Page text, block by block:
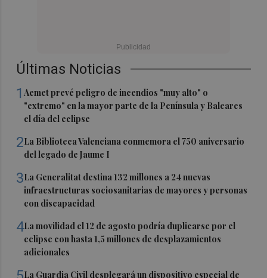
Últimas Noticias
1Aemet prevé peligro de incendios "muy alto" o
"extremo" en la mayor parte de la Península y Baleares
el día del eclipse
2La Biblioteca Valenciana conmemora el 750 aniversario
del legado de Jaume I
3La Generalitat destina 132 millones a 24 nuevas
infraestructuras sociosanitarias de mayores y personas
con discapacidad
4La movilidad el 12 de agosto podría duplicarse por el
eclipse con hasta 1,5 millones de desplazamientos
adicionales
La Guardia Civil desplegará un dispositivo especial de